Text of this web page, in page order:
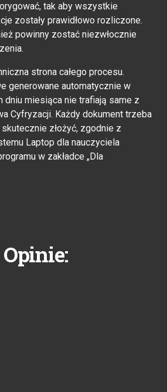
tak aby wszystkie
zostały prawidłowo rozliczone.
powinny zostać niezwłocznie
strona całego procesu.
generowane automatycznie w
miesiąca nie trafiają same z
Cyfryzacji. Każdy dokument trzeba
złożyć, zgodnie z
Laptop dla nauczyciela
w zakładce „Dla
Opinie: